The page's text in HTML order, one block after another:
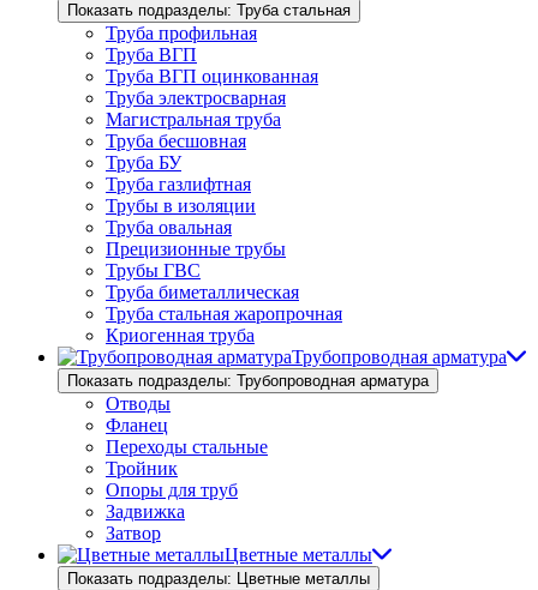
Показать подразделы: Труба стальная
Труба профильная
Труба ВГП
Труба ВГП оцинкованная
Труба электросварная
Магистральная труба
Труба бесшовная
Труба БУ
Труба газлифтная
Трубы в изоляции
Труба овальная
Прецизионные трубы
Трубы ГВС
Труба биметаллическая
Труба стальная жаропрочная
Криогенная труба
Трубопроводная арматура
Показать подразделы: Трубопроводная арматура
Отводы
Фланец
Переходы стальные
Тройник
Опоры для труб
Задвижка
Затвор
Цветные металлы
Показать подразделы: Цветные металлы